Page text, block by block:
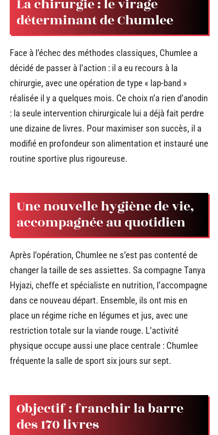
La chirurgie : le virage
déterminant de Chumlee
Face à l’échec des méthodes classiques, Chumlee a
décidé de passer à l’action : il a eu recours à la
chirurgie, avec une opération de type « lap-band »
réalisée il y a quelques mois. Ce choix n’a rien d’anodin
: la seule intervention chirurgicale lui a déjà fait perdre
une dizaine de livres. Pour maximiser son succès, il a
modifié en profondeur son alimentation et instauré une
routine sportive plus rigoureuse.
Une nouvelle hygiène de vie,
accompagnée au quotidien
Après l’opération, Chumlee ne s’est pas contenté de
changer la taille de ses assiettes. Sa compagne Tanya
Hyjazi, cheffe et spécialiste en nutrition, l’accompagne
dans ce nouveau départ. Ensemble, ils ont mis en
place un régime riche en légumes et jus, avec une
restriction totale sur la viande rouge. L’activité
physique occupe aussi une place centrale : Chumlee
fréquente la salle de sport six jours sur sept.
Objectif : franchir la barre
des 170 livres